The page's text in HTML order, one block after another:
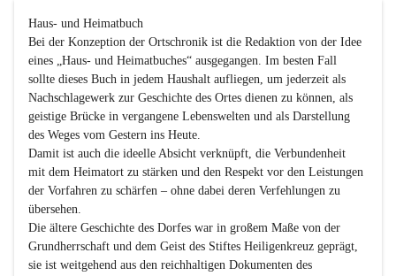
Haus- und Heimatbuch
Bei der Konzeption der Ortschronik ist die Redaktion von der Idee
eines „Haus- und Heimatbuches“ ausgegangen. Im besten Fall
sollte dieses Buch in jedem Haushalt aufliegen, um jederzeit als
Nachschlagewerk zur Geschichte des Ortes dienen zu können, als
geistige Brücke in vergangene Lebenswelten und als Darstellung
des Weges vom Gestern ins Heute.
Damit ist auch die ideelle Absicht verknüpft, die Verbundenheit
mit dem Heimatort zu stärken und den Respekt vor den Leistungen
der Vorfahren zu schärfen – ohne dabei deren Verfehlungen zu
übersehen.
Die ältere Geschichte des Dorfes war in großem Maße von der
Grundherrschaft und dem Geist des Stiftes Heiligenkreuz geprägt,
sie ist weitgehend aus den reichhaltigen Dokumenten des